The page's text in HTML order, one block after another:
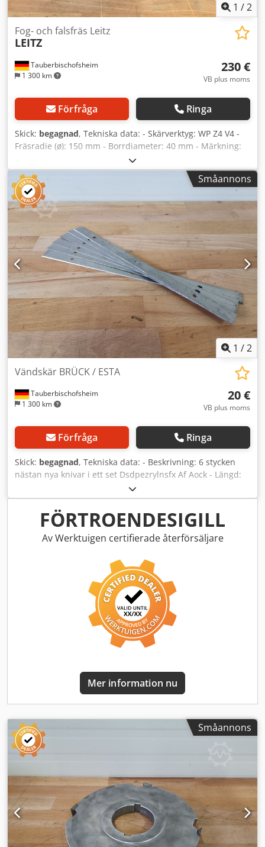
1 /2
Tauberbischofsheim
1 300 km
Fog- och falsfräs Leitz
LEITZ
230 €
VB plus moms
Förfråga Ringa
Skick: begagnad, Tekniska data: - Skärverktyg: WP Z4 V4 -
Fräsradie (ø): 150 mm - Borrdiameter: 40 mm - Märkning:
BG-test Dcjdpfxjzrynps Af Ask - Längd: 51 mm - Material:
Stål
Småannons
1 /2
Tauberbischofsheim
1 300 km
Vändskär BRÜCK / ESTA
20 €
VB plus moms
Förfråga Ringa
Skick: begagnad, Tekniska data: - Beskrivning: 6 stycken
nästan nya knivar i ett set Dsdpezrylnsfx Af Aock - Längd:
300 mm - Bredd: 18,4 mm - Tjocklek: 1 mm
FÖRTROENDESIGILL
Av Werktuigen certifierade återförsäljare
Mer information nu
Småannons